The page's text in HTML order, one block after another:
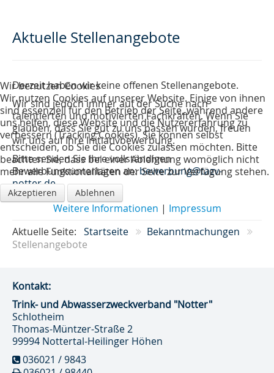
Aktuelle Stellenangebote
Derzeit haben wir keine offenen Stellenangebote.
Wir sind jedoch immer auf der Suche nach
talentierten und motivierten Fachkräften. Wenn Sie
glauben, dass Sie gut zu uns passen würden, freuen
wir uns auf Ihre Initiativbewerbung.
Bitte senden Sie Ihre vollständigen
Bewerbungsunterlagen an:bewerbung@tazv-
notter.de
Aktuelle Seite: Startseite
Bekanntmachungen
Stellenangebote
Kontakt:
Trink- und Abwasser­zweckverband "Notter"
Schlotheim
Thomas-Müntzer-Straße 2
99994 Nottertal-Heilinger Höhen
036021 / 9843
Wir benutzen Cookies
Wir nutzen Cookies auf unserer Website. Einige von ihnen
sind essenziell für den Betrieb der Seite, während andere
uns helfen, diese Website und die Nutzererfahrung zu
verbessern (Tracking Cookies). Sie können selbst
entscheiden, ob Sie die Cookies zulassen möchten. Bitte
beachten Sie, dass bei einer Ablehnung womöglich nicht
mehr alle Funktionalitäten der Seite zur Verfügung stehen.
Akzeptieren Ablehnen
Weitere Informationen | Impressum